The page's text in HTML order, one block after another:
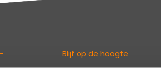
Blijf op de hoogte